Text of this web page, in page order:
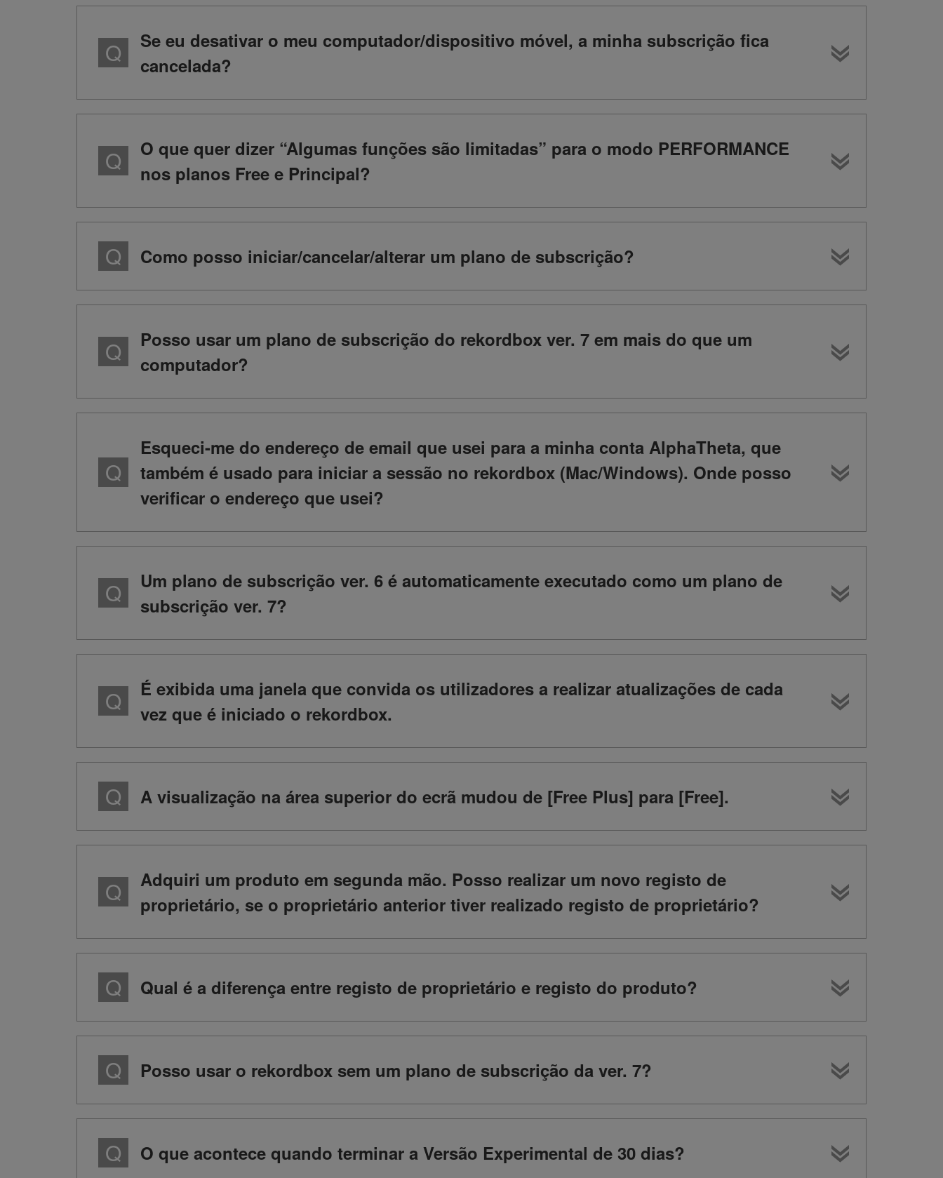
Se eu desativar o meu computador/dispositivo móvel, a minha subscrição fica
cancelada?
O que quer dizer “Algumas funções são limitadas” para o modo PERFORMANCE
nos planos Free e Principal?
Como posso iniciar/cancelar/alterar um plano de subscrição?
Posso usar um plano de subscrição do rekordbox ver. 7 em mais do que um
computador?
Esqueci-me do endereço de email que usei para a minha conta AlphaTheta, que
também é usado para iniciar a sessão no rekordbox (Mac/Windows). Onde posso
verificar o endereço que usei?
Um plano de subscrição ver. 6 é automaticamente executado como um plano de
subscrição ver. 7?
É exibida uma janela que convida os utilizadores a realizar atualizações de cada
vez que é iniciado o rekordbox.
A visualização na área superior do ecrã mudou de [Free Plus] para [Free].
Adquiri um produto em segunda mão. Posso realizar um novo registo de
proprietário, se o proprietário anterior tiver realizado registo de proprietário?
Qual é a diferença entre registo de proprietário e registo do produto?
Posso usar o rekordbox sem um plano de subscrição da ver. 7?
O que acontece quando terminar a Versão Experimental de 30 dias?